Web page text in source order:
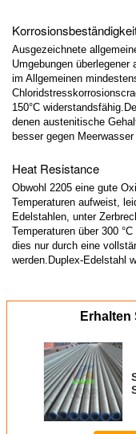
Ausgezeichnete
Umgebungen
im Allgemeinen
150°C
denen austenitische
besser gegen
Heat Resistance
Obwohl 2205 eine gute
Temperaturen aufweist,
Edelstahlen, unter
Temperaturen über 300
dies nur durch eine
werden.Duplex-Edelstahl
Erhalten